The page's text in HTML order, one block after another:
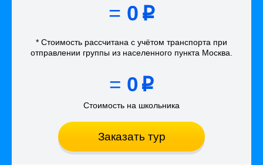
= 0 p
* Стоимость рассчитана с учётом транспорта при
отправлении группы из населенного пункта Москва
= 0 p
Стоимость на школьника
Заказать тур